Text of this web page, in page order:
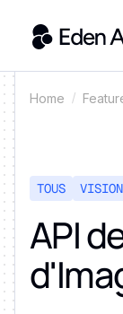
Home
TOUS VISION
API